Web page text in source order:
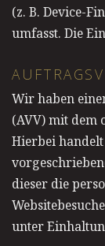
(z. B. Device-
umfasst. Die
Wir haben
(AVV) mit dem
Hierbei
dieser die
unter